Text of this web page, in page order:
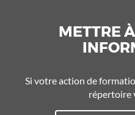
METTRE
Si votre action de
répertoire